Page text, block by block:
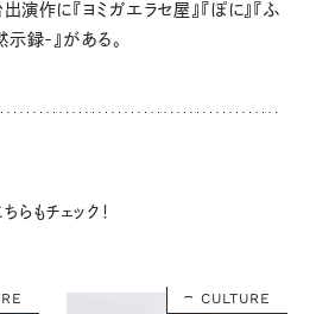
演作に『ヨミガエラセ屋』『ぽに』『ふ
録-』がある。
ちらもチェック！
CULTURE